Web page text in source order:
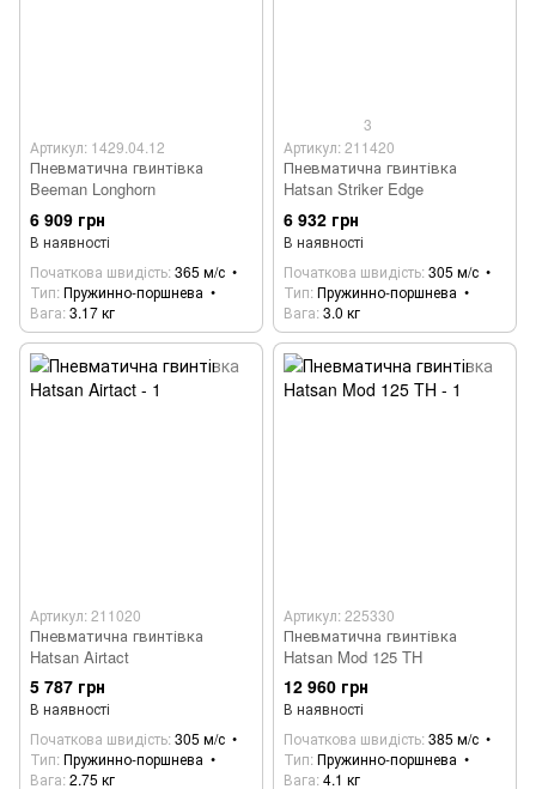
Артикул: 1429.04.12
Пневматична гвинтівка
Beeman Longhorn
6 909 грн
В наявності
Початкова швидість 365 м/с
Тип Пружинно-поршнева
Вага 3.17 кг
3
Артикул: 211420
Пневматична гвинтівка
Hatsan Striker Edge
6 932 грн
В наявності
Початкова швидість 305 м/с
Тип Пружинно-поршнева
Вага 3.0 кг
Артикул: 211020
Пневматична гвинтівка
Hatsan Airtact
5 787 грн
В наявності
Початкова швидість 305 м/с
Тип Пружинно-поршнева
Вага 2.75 кг
Артикул: 225330
Пневматична гвинтівка
Hatsan Mod 125 TH
12 960 грн
В наявності
Початкова швидість 385 м/с
Тип Пружинно-поршнева
Вага 4.1 кг